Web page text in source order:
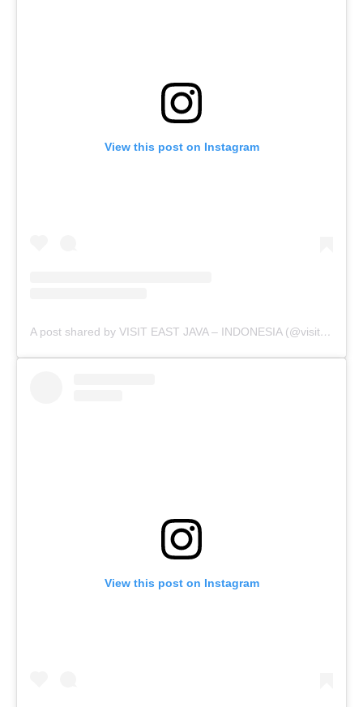
View this post on Instagram
A post shared by VISIT EAST JAVA – INDONESIA (@visiteastjava)
View this post on Instagram